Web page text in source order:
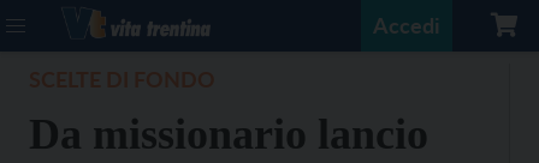
Accedi
Da missionario lancio